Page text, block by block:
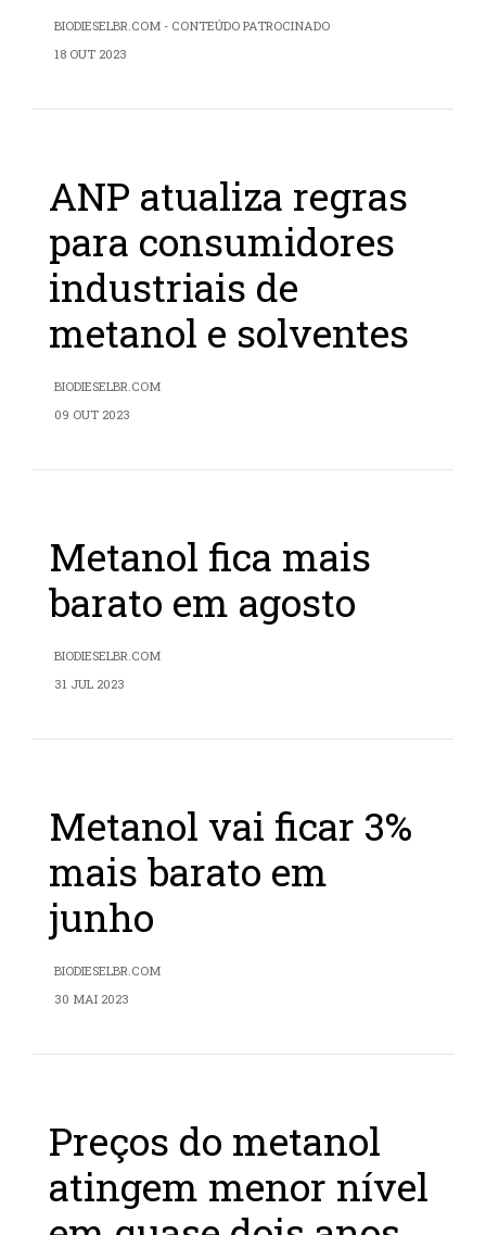
BIODIESELBR.COM - CONTEÚDO PATROCINADO
18 OUT 2023
ANP atualiza regras
para consumidores
industriais de
metanol e solventes
BIODIESELBR.COM
09 OUT 2023
Metanol fica mais
barato em agosto
BIODIESELBR.COM
31 JUL 2023
Metanol vai ficar 3%
mais barato em
junho
BIODIESELBR.COM
30 MAI 2023
Preços do metanol
atingem menor nível